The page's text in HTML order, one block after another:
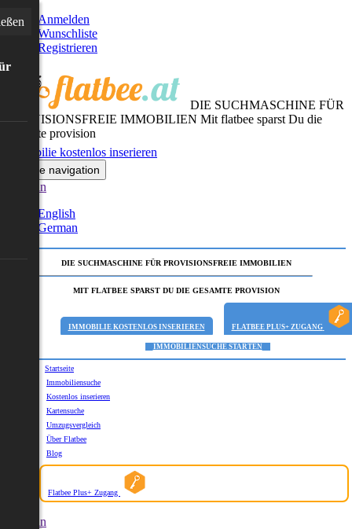
Anmelden
Wunschliste
Registrieren
DIE SUCHMASCHINE FÜR
PROVISIONSFREIE IMMOBILIEN Mit flatbee sparst Du die
gesamte provision
Immobilie kostenlos inserieren
Toggle navigation
German
English
German
DIE SUCHMASCHINE FÜR PROVISIONSFREIE IMMOBILIEN
MIT FLATBEE SPARST DU DIE GESAMTE PROVISION
IMMOBILIE KOSTENLOS INSERIEREN FLATBEE PLUS+ ZUGANG
IMMOBILIENSUCHE STARTEN
Startseite
Immobiliensuche
Kostenlos inserieren
Kartensuche
Umzugsvergleich
Über Flatbee
Blog
Flatbee Plus+ Zugang
German